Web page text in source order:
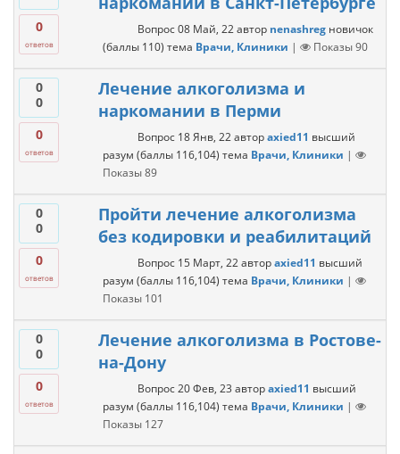
0
ответов
Вопрос 08 Май, 22 автор nenashreg новичок
(баллы 110) тема Врачи, Клиники | Показы90
0
0
0
ответов
Лечение алкоголизма и
наркомании в Перми
Вопрос 18 Янв, 22 авторaxied11 высший
разум (баллы 116,104) тема Врачи, Клиники |
Показы89
0
0
0
ответов
Пройти лечение алкоголизма
без кодировки и реабилитаций
Вопрос 15 Март, 22 авторaxied11 высший
разум (баллы 116,104) тема Врачи, Клиники |
Показы 101
0
0
0
ответов
Лечение алкоголизма в Ростове-
на-Дону
Вопрос 20 Фев, 23 авторaxied11 высший
разум (баллы 116,104) тема Врачи, Клиники |
Показы 127